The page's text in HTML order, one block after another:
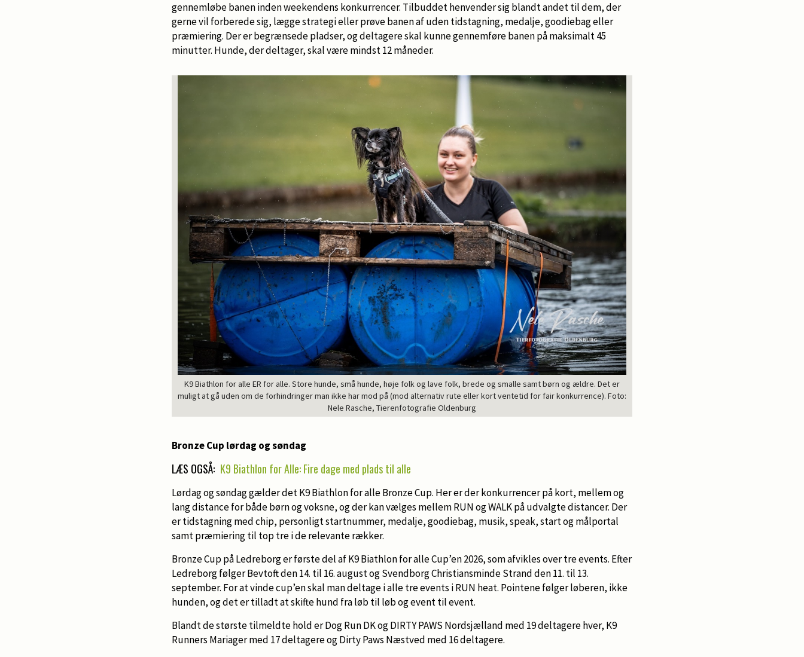
gennemløbe banen inden weekendens konkurrencer. Tilbuddet henvender sig blandt andet til dem, der
gerne vil forberede sig, lægge strategi eller prøve banen af uden tidstagning, medalje, goodiebag eller
præmiering. Der er begrænsede pladser, og deltagere skal kunne gennemføre banen på maksimalt 45
minutter. Hunde, der deltager, skal være mindst 12 måneder.
K9 Biathlon for alle ER for alle. Store hunde, små hunde, høje folk og lave folk, brede og smalle samt børn og ældre. Det er
muligt at gå uden om de forhindringer man ikke har mod på (mod alternativ rute eller kort ventetid for fair konkurrence). Foto:
Nele Rasche, Tierenfotografie Oldenburg
Bronze Cup lørdag og søndag
LÆS OGSÅ: K9 Biathlon for Alle: Fire dage med plads til alle
Lørdag og søndag gælder det K9 Biathlon for alle Bronze Cup. Her er der konkurrencer på kort, mellem og
lang distance for både børn og voksne, og der kan vælges mellem RUN og WALK på udvalgte distancer. Der
er tidstagning med chip, personligt startnummer, medalje, goodiebag, musik, speak, start og målportal
samt præmiering til top tre i de relevante rækker.
Bronze Cup på Ledreborg er første del af K9 Biathlon for alle Cup’en 2026, som afvikles over tre events. Efter
Ledreborg følger Bevtoft den 14. til 16. august og Svendborg Christiansminde Strand den 11. til 13.
september. For at vinde cup’en skal man deltage i alle tre events i RUN heat. Pointene følger løberen, ikke
hunden, og det er tilladt at skifte hund fra løb til løb og event til event.
Blandt de største tilmeldte hold er Dog Run DK og DIRTY PAWS Nordsjælland med 19 deltagere hver, K9
Runners Mariager med 17 deltagere og Dirty Paws Næstved med 16 deltagere.